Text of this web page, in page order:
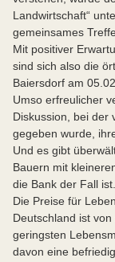
Landwirtschaft“
gemeinsames
Mit positiver
sind sich also die
Baiersdorf am
Umso erfreulicher
Diskussion, bei der
gegeben wurde,
Und es gibt
Bauern mit
die Bank der Fall ist.
Die Preise für
Deutschland ist
geringsten
davon eine